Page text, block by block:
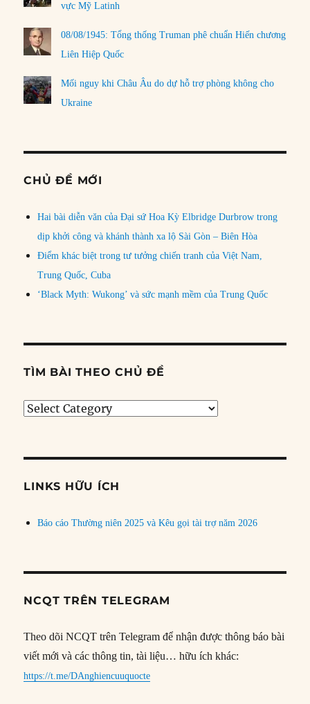
vực Mỹ Latinh
08/08/1945: Tổng thống Truman phê chuẩn Hiến chương
Liên Hiệp Quốc
Mối nguy khi Châu Âu do dự hỗ trợ phòng không cho
Ukraine
CHỦ ĐỀ MỚI
Hai bài diễn văn của Đại sứ Hoa Kỳ Elbridge Durbrow trong
dịp khởi công và khánh thành xa lộ Sài Gòn – Biên Hòa
Điểm khác biệt trong tư tưởng chiến tranh của Việt Nam,
Trung Quốc, Cuba
‘Black Myth: Wukong’ và sức mạnh mềm của Trung Quốc
TÌM BÀI THEO CHỦ ĐỀ
Tìm
đề
LINKS HỮU ÍCH
Báo cáo Thường niên 2025 và Kêu gọi tài trợ năm 2026
NCQT TRÊN TELEGRAM
Theo dõi NCQT trên Telegram để nhận được thông báo bài
viết mới và các thông tin, tài liệu… hữu ích khác:
https://t.me/DAnghiencuuquocte